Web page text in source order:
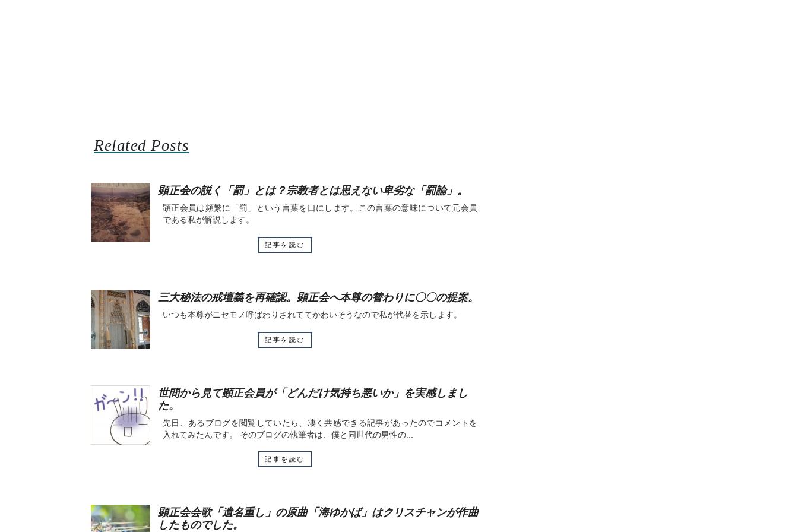
Related Posts
顕正会の説く「罰」とは？宗教者とは思えない卑劣な「罰論」。
顕正会員は頻繁に「罰」という言葉を口にします。この言葉の意味について元会員
である私が解説します。
記事を読む
三大秘法の戒壇義を再確認。顕正会へ本尊の替わりに〇〇の提案。
いつも本尊がニセモノ呼ばわりされててかわいそうなので私が代替を示します。
記事を読む
世間から見て顕正会員が「どんだけ気持ち悪いか」を実感しまし
た。
先日、あるブログを閲覧していたら、凄く共感できる記事があったのでコメントを
入れてみたんです。 そのブログの執筆者は、僕と同世代の男性の...
記事を読む
顕正会会歌「遺名重し」の原曲「海ゆかば」はクリスチャンが作曲
したものでした。